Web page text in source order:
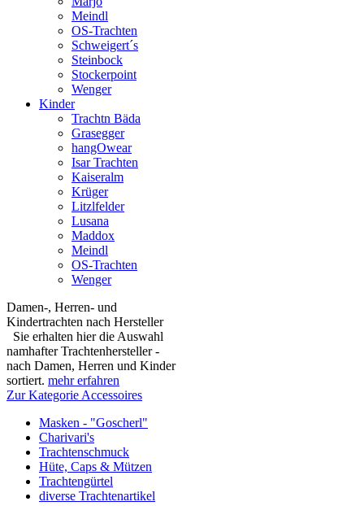
Meindl
OS-Trachten
Schweigert´s
Steinbock
Stockerpoint
Wenger
Kinder
Trachtn Bäda
Grasegger
hangOwear
Isar Trachten
Kaiseralm
Krüger
Litzlfelder
Lusana
Maddox
Meindl
OS-Trachten
Wenger
Damen-, Herren- und
Kindertrachten nach Hersteller
Sie erhalten hier die Auswahl
namhafter Trachtenhersteller -
nach Damen, Herren und Kinder
sortiert. mehr erfahren
Zur Kategorie Accessoires
Masken - "Goscherl"
Charivari's
Trachtenschmuck
Hüte, Caps & Mützen
Trachtengürtel
diverse Trachtenartikel